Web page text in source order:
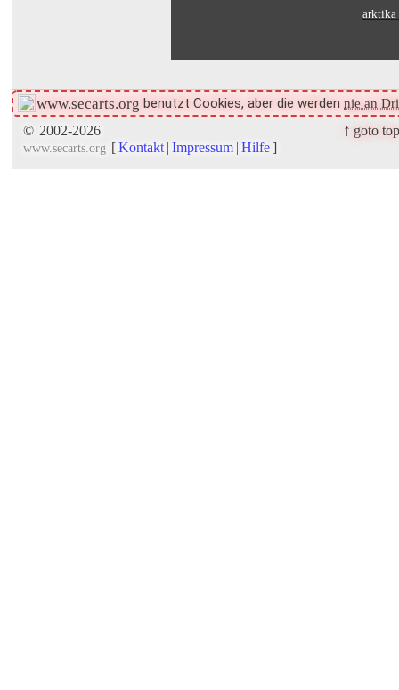
arktika
www.secarts.org benutzt Cookies, aber die werden nie an
© 2002-2026
www.secarts.org [ Kontakt | Impressum | Hilfe ]
↑ goto top